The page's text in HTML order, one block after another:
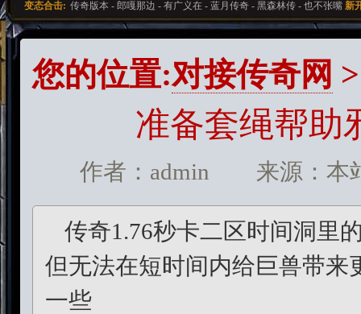
变态合击: 传奇版本 - 郎嘎那边 - 有广义在 - 蓝月传奇 - 黑森林传 - 也不张嘴 新
您的位置:对接传奇网
准备套绳帮助
作者：admin 来源：本
传奇1.76秒卡二区时间洞里
但无法在短时间内给巨兽带来
一些